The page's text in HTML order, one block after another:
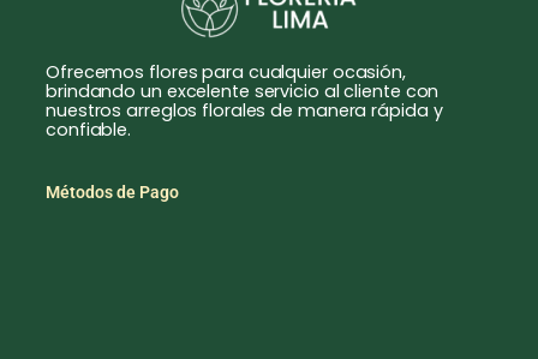
Ofrecemos flores para cualquier ocasión,
brindando un excelente servicio al cliente con
nuestros arreglos florales de manera rápida y
confiable.
Métodos de Pago